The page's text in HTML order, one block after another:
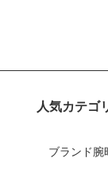
人気カテゴ
ブランド腕